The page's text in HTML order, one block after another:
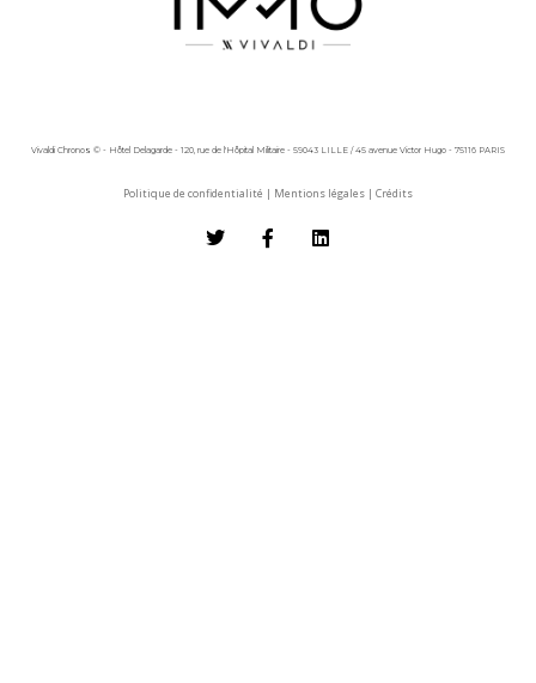
Vivaldi Chronos © - Hôtel Delagarde - 120, rue de l'Hôpital Militaire - 59043 LILLE / 45 avenue Victor Hugo - 75116 PARIS
Politique de confidentialité | Mentions légales | Crédits